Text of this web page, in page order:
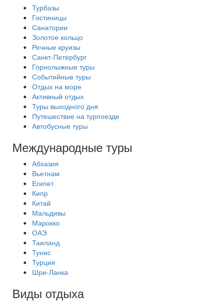
Турбазы
Гостиницы
Санатории
Золотое кольцо
Речные круизы
Санкт-Петербург
Горнолыжные туры
Событийные туры
Отдых на море
Активный отдых
Туры выходного дня
Путешествие на турпоезде
Автобусные туры
Международные туры
Абхазия
Вьетнам
Египет
Кипр
Китай
Мальдивы
Марокко
ОАЭ
Таиланд
Тунис
Турция
Шри-Ланка
Виды отдыха